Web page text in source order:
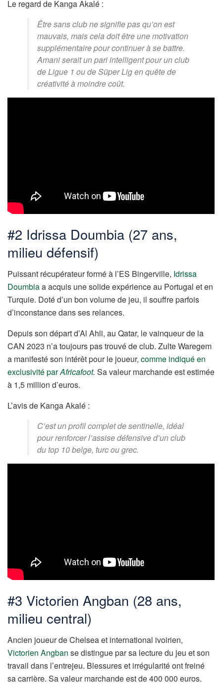
Le regard de Kanga Akalé :
Être sans club ne signifie pas qu’on est
mauvais, mais cela doit être une motivation
supplémentaire pour continuer à se battre.
Amani serait un pari intelligent pour un club
de Ligue 1 ou de Süper Lig en quête de
créativité à moindre coût.
#2 Idrissa Doumbia (27 ans,
milieu défensif)
Puissant récupérateur formé à l’ES Bingerville, Idrissa
Doumbiaa acquis une solide expérience au Portugal et en
Turquie. Doté d’un bon volume de jeu, il souffre parfois
d’inconstance dans ses relances.
Depuis son départ d’Al Ahli, au Qatar, le vainqueur de la
CAN 2023 n’a toujours pas trouvé de club. Zulte Waregem
a manifesté son intérêt pour le joueur, comme indiqué en
exclusivité parAfricafoot. Sa valeur marchande est estimée
à 1,5 million d’euros.
L’avis de Kanga Akalé :
C’est un profil complet de sentinelle, idéal
pour renforcer l’assise défensive d’un club
du top 10 belge, turc ou grec.
#3 Victorien Angban (28 ans,
milieu central)
Ancien joueur de Chelsea et international ivoirien,
Victorien Angban se distingue par sa lecture du jeu et son
travail dans l’entrejeu. Blessures et irrégularité ont freiné
sa carrière. Sa valeur marchande est de 400 000 euros.